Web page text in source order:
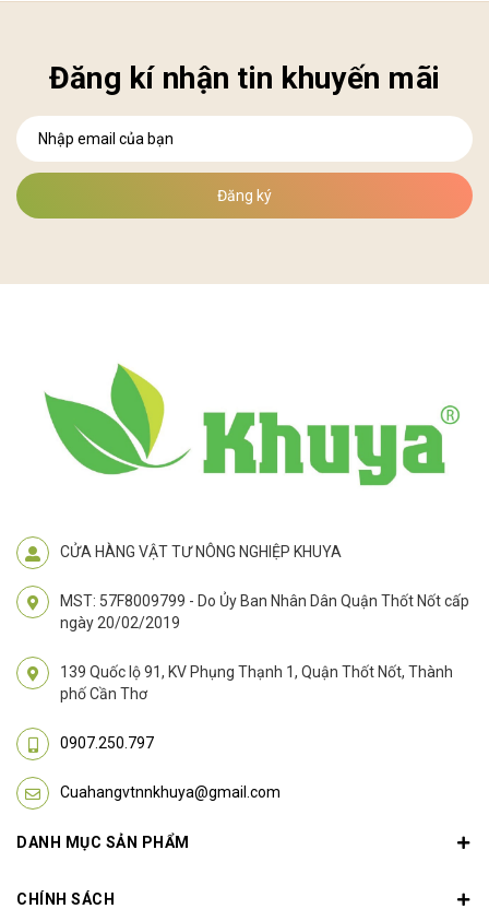
Đăng kí nhận tin khuyến mãi
Đăng ký
CỬA HÀNG VẬT TƯ NÔNG NGHIỆP KHUYA
MST: 57F8009799 - Do Ủy Ban Nhân Dân Quận Thốt Nốt cấp
ngày 20/02/2019
139 Quốc lộ 91, KV Phụng Thạnh 1, Quận Thốt Nốt, Thành
phố Cần Thơ
0907.250.797
Cuahangvtnnkhuya@gmail.com
DANH MỤC SẢN PHẨM
CHÍNH SÁCH